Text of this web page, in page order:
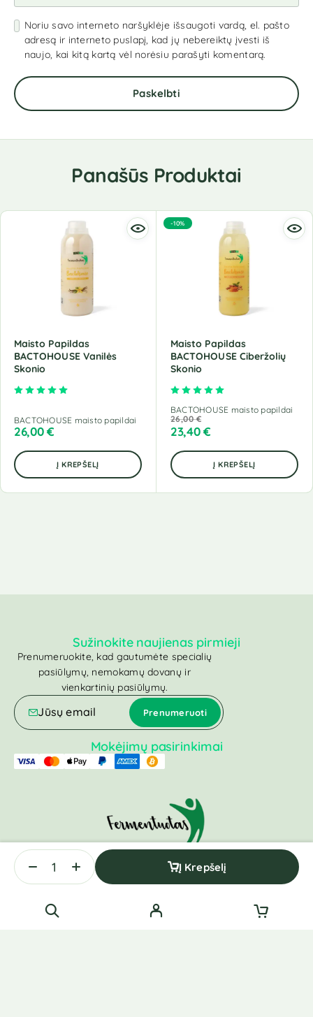
Į Krepšelį
Noriu savo interneto naršyklėje išsaugoti vardą, el. pašto
adresą ir interneto puslapį, kad jų nebereiktų įvesti iš
naujo, kai kitą kartą vėl norėsiu parašyti komentarą.
Panašūs Produktai
Maisto Papildas
BACTOHOUSE Vanilės
Skonio
BACTOHOUSE maisto papildai
26,00€
Į KREPŠELĮ
-10%
Maisto Papildas
BACTOHOUSE Ciberžolių
Skonio
BACTOHOUSE maisto papildai
26,00€
23,40€
Į KREPŠELĮ
Visos teisės saugomos © Mėmelio Fermentuotas 2025.
Sužinokite naujienas pirmieji
Prenumeruokite, kad gautumėte specialių
pasiūlymų, nemokamų dovanų ir
vienkartinių pasiūlymų.
Mokėjimų pasirinkimai